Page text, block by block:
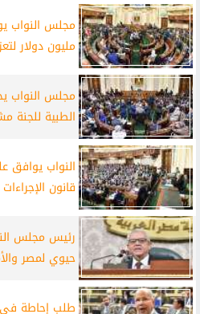
مليون دولار
مجلس النواب
الطبية للجنة
النواب يوافق
قانون الإجراءات
رئيس مجلس
حيوي لمصر
طلب إحاطة